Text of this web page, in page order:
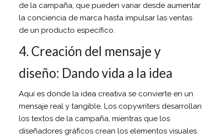
de la campaña, que pueden variar desde aumentar
la conciencia de marca hasta impulsar las ventas
de un producto específico.
4. Creación del mensaje y
diseño: Dando vida a la idea
Aquí es donde la idea creativa se convierte en un
mensaje real y tangible. Los copywriters desarrollan
los textos de la campaña, mientras que los
diseñadores gráficos crean los elementos visuales.